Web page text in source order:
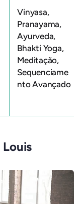
Vinyasa,
Pranayama,
Ayurveda,
Bhakti Yoga,
Meditação,
Sequenciame
nto Avançado